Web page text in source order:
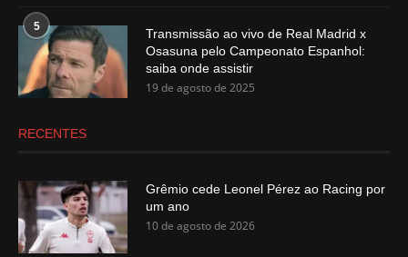
5
Transmissão ao vivo de Real Madrid x
Osasuna pelo Campeonato Espanhol:
saiba onde assistir
19 de agosto de 2025
RECENTES
Grêmio cede Leonel Pérez ao Racing por
um ano
10 de agosto de 2026